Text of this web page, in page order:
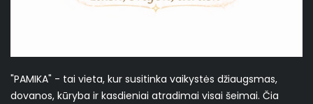
"PAMIKA" - tai vieta, kur susitinka vaikystės džiaugsmas,
dovanos, kūryba ir kasdieniai atradimai visai šeimai. Čia